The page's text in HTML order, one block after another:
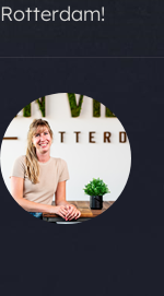
Rotterdam!